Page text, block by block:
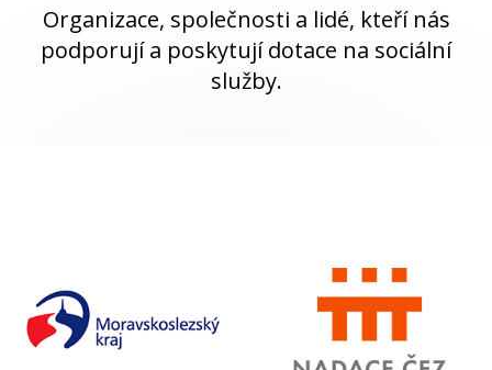
Organizace, společnosti a lidé, kteří nás
podporují a poskytují dotace na sociální
služby.